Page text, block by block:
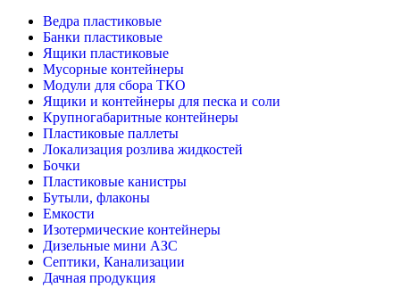
Ведра пластиковые
Банки пластиковые
Ящики пластиковые
Мусорные контейнеры
Модули для сбора ТКО
Ящики и контейнеры для песка и соли
Крупногабаритные контейнеры
Пластиковые паллеты
Локализация розлива жидкостей
Бочки
Пластиковые канистры
Бутыли, флаконы
Емкости
Изотермические контейнеры
Дизельные мини АЗС
Септики, Канализации
Дачная продукция